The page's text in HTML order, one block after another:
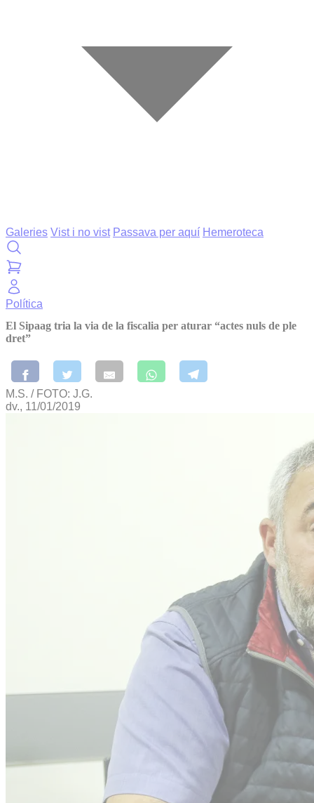
Galeries Vist i no vist Passava per aquí Hemeroteca
Política
El Sipaag tria la via de la fiscalia per aturar “actes nuls de ple
dret”
M.S. / FOTO: J.G.
dv., 11/01/2019